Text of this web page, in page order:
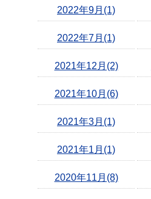
2022年9月(1)
2022年7月(1)
2021年12月(2)
2021年10月(6)
2021年3月(1)
2021年1月(1)
2020年11月(8)